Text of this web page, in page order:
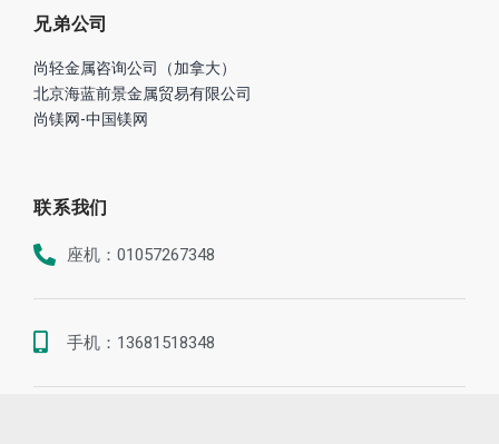
兄弟公司
尚轻金属咨询公司（加拿大）
北京海蓝前景金属贸易有限公司
尚镁网-中国镁网
联系我们
座机：01057267348
手机：13681518348